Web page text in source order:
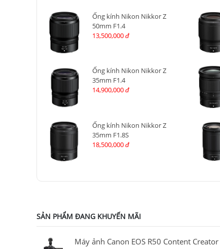
Ống kính Nikon Nikkor Z
50mm F1.4
13,500,000 đ
Ống kính Nikon Nikkor Z
35mm F1.4
14,900,000 đ
Ống kính Nikon Nikkor Z
35mm F1.8S
18,500,000 đ
SẢN PHẨM ĐANG KHUYẾN MÃI